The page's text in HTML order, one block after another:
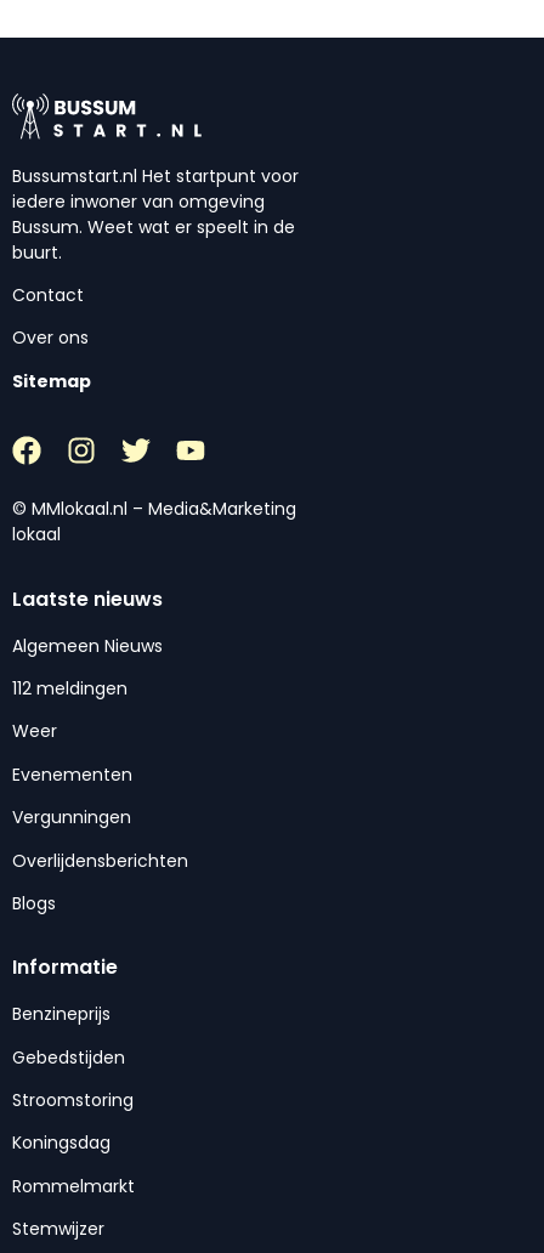
Bussumstart.nl Het startpunt voor
iedere inwoner van omgeving
Bussum. Weet wat er speelt in de
buurt.
Contact
Over ons
Sitemap
© MMlokaal.nl – Media&Marketing
lokaal
Laatste nieuws
Algemeen Nieuws
112 meldingen
Weer
Evenementen
Vergunningen
Overlijdensberichten
Blogs
Informatie
Benzineprijs
Gebedstijden
Stroomstoring
Koningsdag
Rommelmarkt
Stemwijzer